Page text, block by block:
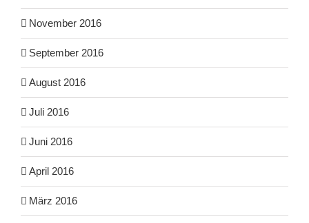
November 2016
September 2016
August 2016
Juli 2016
Juni 2016
April 2016
März 2016